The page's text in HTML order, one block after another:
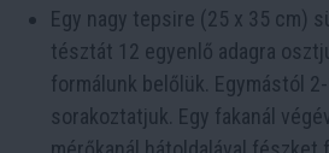
Egy nagy tepsire (25 x 35 cm)
tésztát 12 egyenlő adagra
formálunk belőlük. Egymástól
sorakoztatjuk. Egy fakanál